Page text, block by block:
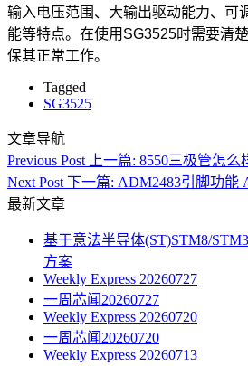
输入电压范围、大输出驱动能力、可
能等特点。在使用SG3525时需要清
保其正常工作。
Tagged
SG3525
文章导航
Previous Post 上一篇: 8550三极管怎么
Next Post 下一篇: ADM2483引脚功能
最新文章
基于意法半导体(ST)STM8/
方案
Weekly Express 20260727
一周芯闻20260727
Weekly Express 20260720
一周芯闻20260720
Weekly Express 20260713